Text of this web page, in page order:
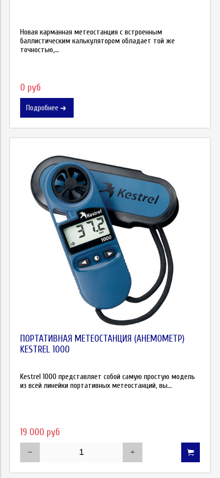
Новая карманная метеостанция с встроенным
баллистическим калькулятором обладает той же
точностью,...
0 руб
Подробнее
ПОРТАТИВНАЯ МЕТЕОСТАНЦИЯ (АНЕМОМЕТР)
KESTREL 1000
Kestrel 1000 представляет собой самую простую модель
из всей линейки портативных метеостанций, вы...
19 000 руб